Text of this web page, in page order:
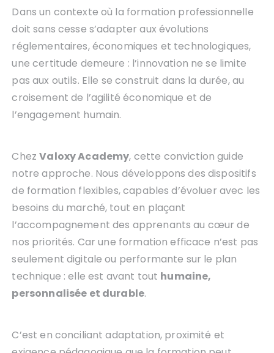
Dans un contexte où la formation professionnelle
doit sans cesse s’adapter aux évolutions
réglementaires, économiques et technologiques,
une certitude demeure : l’innovation ne se limite
pas aux outils. Elle se construit dans la durée, au
croisement de l’agilité économique et de
l’engagement humain.
ChezValoxy Academy, cette conviction guide
notre approche. Nous développons des dispositifs
de formation flexibles, capables d’évoluer avec les
besoins du marché, tout en plaçant
l’accompagnement des apprenants au cœur de
nos priorités. Car une formation efficace n’est pas
seulement digitale ou performante sur le plan
technique : elle est avant tout humaine,
personnalisée et durable.
C’est en conciliant adaptation, proximité et